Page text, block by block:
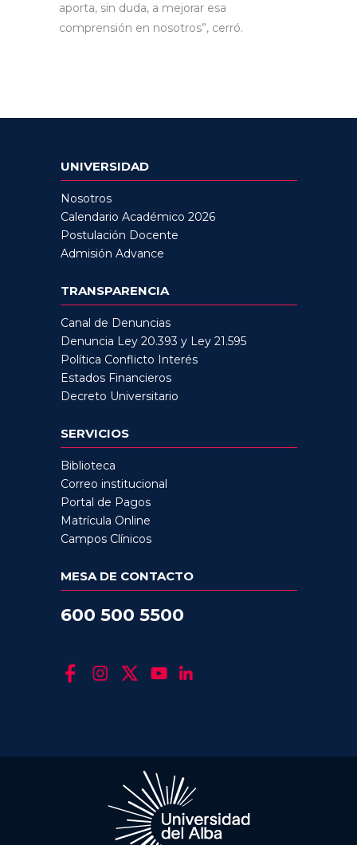
aporta, sin duda, a mejorar esa
comprensión en nosotros”, cerró.
UNIVERSIDAD
Nosotros
Calendario Académico 2026
Postulación Docente
Admisión Advance
TRANSPARENCIA
Canal de Denuncias
Denuncia Ley 20.393 y Ley 21.595
Política Conflicto Interés
Estados Financieros
Decreto Universitario
SERVICIOS
Biblioteca
Correo institucional
Portal de Pagos
Matrícula Online
Campos Clínicos
MESA DE CONTACTO
600 500 5500